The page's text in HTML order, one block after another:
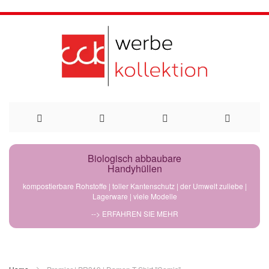
Direkt
Biologisch abbaubare
Handyhüllen
kompostierbare Rohstoffe | toller Kantenschutz | der Umwelt zuliebe |
Lagerware | viele Modelle
--> ERFAHREN SIE MEHR